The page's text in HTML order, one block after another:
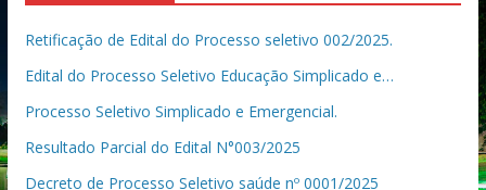
Retificação de Edital do Processo seletivo 002/2025.
Edital do Processo Seletivo Educação Simplicado e…
Processo Seletivo Simplicado e Emergencial.
Resultado Parcial do Edital N°003/2025
Decreto de Processo Seletivo saúde nº 0001/2025